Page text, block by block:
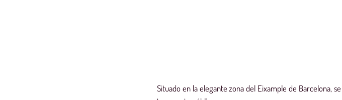
Situado en la elegante zona del Eixample de Barcelona,